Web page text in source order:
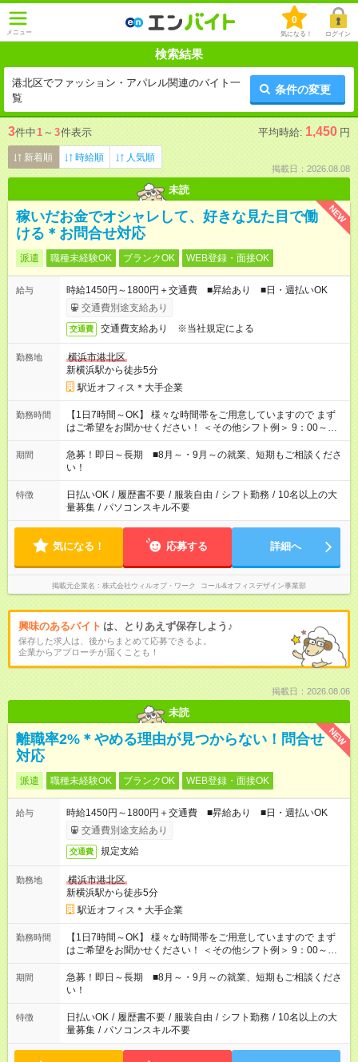
メニュー
0
気になる！ ログイン
検索結果
港北区でファッション・アパレル関連のバイト一
覧
条件の変更
3件中1 ～ 3件表示 平均時給: 1,450 円
新着順 時給順 人気順
掲載日：2026.08.08
未読
NEW
稼いだお金でオシャレして、好きな見た目で働
ける＊お問合せ対応
派遣 職種未経験OK ブランクOK WEB登録・面接OK
給与
時給1450円～1800円＋交通費 ■昇給あり ■日・週払いOK
交通費別途支給あり
交通費 交通費支給あり ※当社規定による
勤務地
横浜市港北区
新横浜駅から徒歩5分
駅近オフィス＊大手企業
勤務時間
【1日7時間～OK】 様々な時間帯をご用意していますので まず
はご希望をお聞かせください！ ＜その他シフト例＞ 9：00～
17：00 11：00～20：00 などなど！その他のお時間もOKです！
期間
急募！即日～長期 ■8月～・9月～の就業、短期もご相談くださ
い！
特徴 日払いOK / 履歴書不要 / 服装自由 / シフト勤務 / 10名以上の大
量募集 / パソコンスキル不要
気になる！ 応募する 詳細へ
掲載元企業名 株式会社ウィルオブ・ワーク コール&オフィスデザイン事業部
興味のあるバイト は、とりあえず保存しよう♪
保存した求人は、後からまとめて応募できるよ。
企業からアプローチが届くことも！
掲載日：2026.08.06
未読
NEW
離職率2%＊やめる理由が見つからない！問合せ
対応
派遣 職種未経験OK ブランクOK WEB登録・面接OK
給与
時給1450円～1800円＋交通費 ■昇給あり ■日・週払いOK
交通費別途支給あり
交通費 規定支給
勤務地
横浜市港北区
新横浜駅から徒歩5分
駅近オフィス＊大手企業
勤務時間
【1日7時間～OK】 様々な時間帯をご用意していますので まず
はご希望をお聞かせください！ ＜その他シフト例＞ 9：00～
17：00 11：00～20：00 などなど！その他のお時間もOKです！
期間
急募！即日～長期 ■8月～・9月～の就業、短期もご相談くださ
い！
特徴 日払いOK / 履歴書不要 / 服装自由 / シフト勤務 / 10名以上の大
量募集 / パソコンスキル不要